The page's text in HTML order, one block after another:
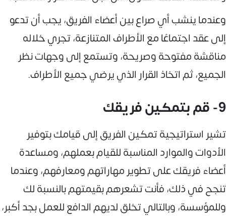
وعندما ينشب أي صراع بين أعضاء الفريق، يجب أن تدعو
إلى عقد اجتماعًا مع الأطراف المتنازعة، تجري خلاله
مناقشة مفتوحة وصريحة، وتستمع إلى وجهات نظر
الجميع، ثم اتخاذ القرار الذي يرضي جميع الأطراف.
9- قم بتمكين فريقك
تشير استراتيجية تمكين الفريق إلى قيامك بتوفير
الأدوات والموارد المناسبة للقيام بعملهم، ومساعدة
أعضاء فريقك على تطوير مهاراتهم ومعارفهم، وعندما
تنجح في ذلك، فأنت تشعرهم بقيمتهم بالنسبة لك
وللمؤسسة، وبالتالي تخلق لديهم الدافع للعمل بجد أكبر،